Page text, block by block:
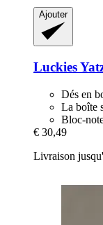
Ajouter
Luckies
Dés en
La boîte
Bloc-
€ 30,49
Livraison